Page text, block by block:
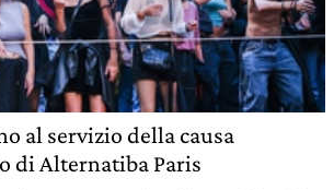
al servizio della causa
di Alternatiba Paris